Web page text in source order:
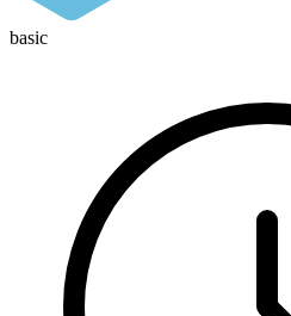
basic